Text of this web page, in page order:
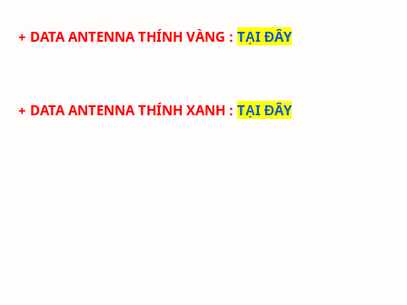
+ DATA ANTENNA THÍNH VÀNG : TẠI ĐÂY
+ DATA ANTENNA THÍNH XANH : TẠI ĐÂY